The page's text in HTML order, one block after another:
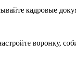
кадровые
воронку,